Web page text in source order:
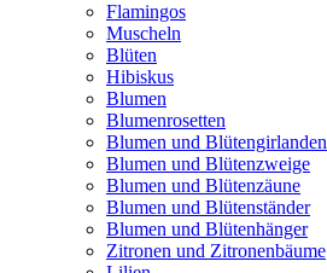
Flamingos
Muscheln
Blüten
Hibiskus
Blumen
Blumenrosetten
Blumen und Blütengirlanden
Blumen und Blütenzweige
Blumen und Blütenzäune
Blumen und Blütenständer
Blumen und Blütenhänger
Zitronen und Zitronenbäume